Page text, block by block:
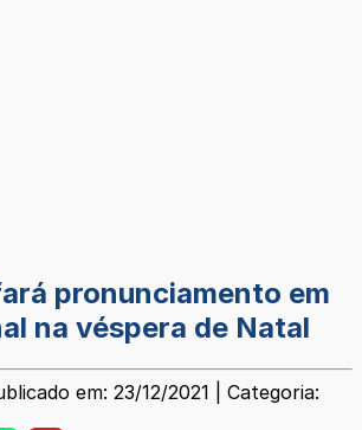
pronunciamento em
na véspera de Natal
em: 23/12/2021 | Categoria: